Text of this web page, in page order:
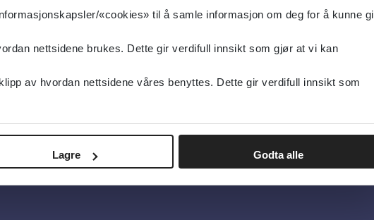
«cookies» til å samle informasjon om deg for å kunne gi
nettsidene brukes. Dette gir verdifull innsikt som gjør at vi kan
av hvordan nettsidene våres benyttes. Dette gir verdifull innsikt som
Lagre Godta alle